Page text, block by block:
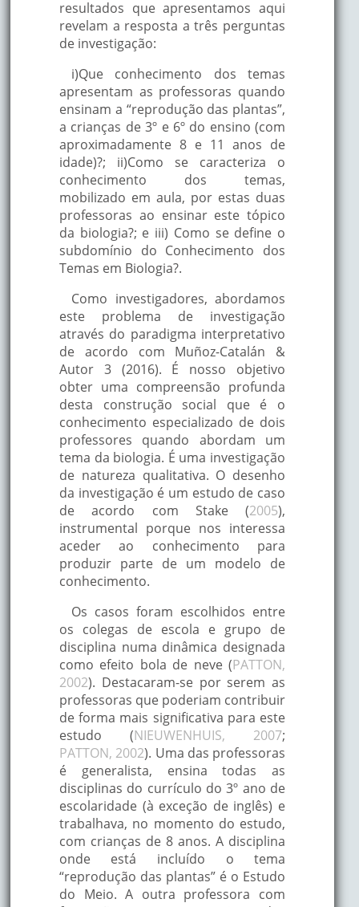
resultados que apresentamos aqui
revelam a resposta a três perguntas
de investigação:
i)Que conhecimento dos temas
apresentam as professoras quando
ensinam a “reprodução das plantas”,
a crianças de 3º e 6º do ensino (com
aproximadamente 8 e 11 anos de
idade)?; ii)Como se caracteriza o
conhecimento dos temas,
mobilizado em aula, por estas duas
professoras ao ensinar este tópico
da biologia?; e iii) Como se define o
subdomínio do Conhecimento dos
Temas em Biologia?.
Como investigadores, abordamos
este problema de investigação
através do paradigma interpretativo
de acordo com Muñoz-Catalán &
Autor 3 (2016). É nosso objetivo
obter uma compreensão profunda
desta construção social que é o
conhecimento especializado de dois
professores quando abordam um
tema da biologia. É uma investigação
de natureza qualitativa. O desenho
da investigação é um estudo de caso
de acordo com Stake (2005),
instrumental porque nos interessa
aceder ao conhecimento para
produzir parte de um modelo de
conhecimento.
Os casos foram escolhidos entre
os colegas de escola e grupo de
disciplina numa dinâmica designada
como efeito bola de neve (PATTON,
2002). Destacaram-se por serem as
professoras que poderiam contribuir
de forma mais significativa para este
estudo (NIEUWENHUIS, 2007;
PATTON, 2002). Uma das professoras
é generalista, ensina todas as
disciplinas do currículo do 3º ano de
escolaridade (à exceção de inglês) e
trabalhava, no momento do estudo,
com crianças de 8 anos. A disciplina
onde está incluído o tema
“reprodução das plantas” é o Estudo
do Meio. A outra professora com